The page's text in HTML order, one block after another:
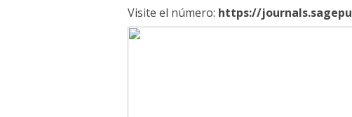
Visite el número: https://